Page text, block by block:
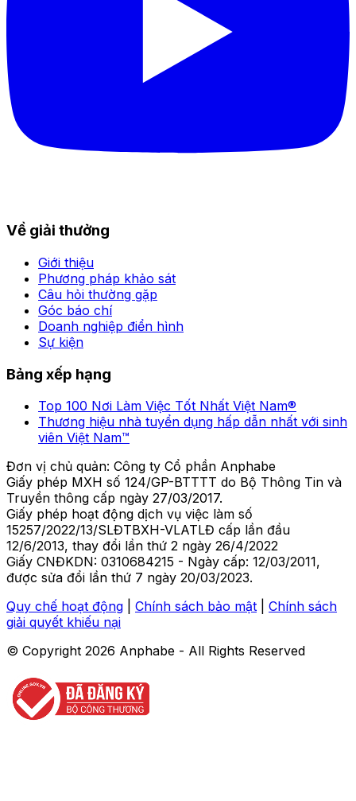
Về giải thưởng
Giới thiệu
Phương pháp khảo sát
Câu hỏi thường gặp
Góc báo chí
Doanh nghiệp điển hình
Sự kiện
Bảng xếp hạng
Top 100 Nơi Làm Việc Tốt Nhất Việt Nam®
Thương hiệu nhà tuyển dụng hấp dẫn nhất với sinh
viên Việt Nam™
Đơn vị chủ quản: Công ty Cổ phần Anphabe
Giấy phép MXH số 124/GP-BTTTT do Bộ Thông Tin và
Truyền thông cấp ngày 27/03/2017.
Giấy phép hoạt động dịch vụ việc làm số
15257/2022/13/SLĐTBXH-VLATLĐ cấp lần đầu
12/6/2013, thay đổi lần thứ 2 ngày 26/4/2022
Giấy CNĐKDN: 0310684215 - Ngày cấp: 12/03/2011,
được sửa đổi lần thứ 7 ngày 20/03/2023.
Quy chế hoạt động
Chính sách bảo mật
Chính sách
giải quyết khiếu nại
© Copyright 2026 Anphabe - All Rights Reserved